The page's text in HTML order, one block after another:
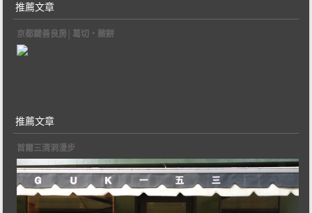
推薦文章
京都鍵善良房│葛切‧蕨餅
推薦文章
首爾三清洞漫步